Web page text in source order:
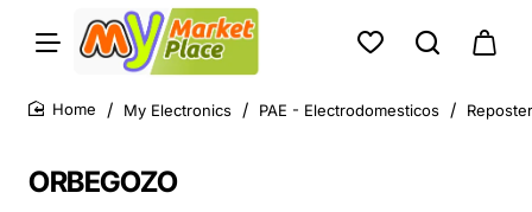
ORBEGOZO
My Electronics PAE - Electrodomesticos